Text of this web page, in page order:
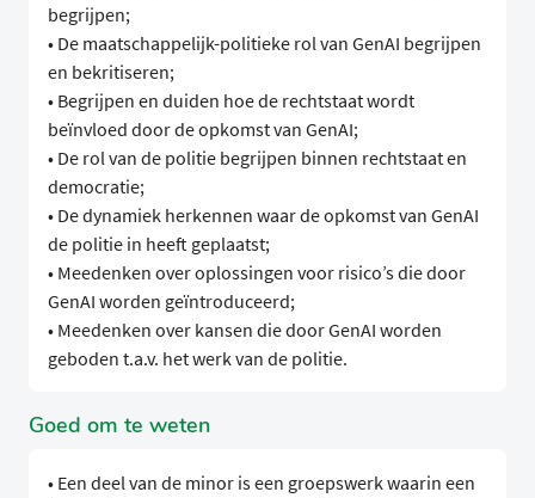
begrijpen;
• De maatschappelijk-politieke rol van GenAI begrijpen
en bekritiseren;
• Begrijpen en duiden hoe de rechtstaat wordt
beïnvloed door de opkomst van GenAI;
• De rol van de politie begrijpen binnen rechtstaat en
democratie;
• De dynamiek herkennen waar de opkomst van GenAI
de politie in heeft geplaatst;
• Meedenken over oplossingen voor risico’s die door
GenAI worden geïntroduceerd;
• Meedenken over kansen die door GenAI worden
geboden t.a.v. het werk van de politie.
Goed om te weten
• Een deel van de minor is een groepswerk waarin een